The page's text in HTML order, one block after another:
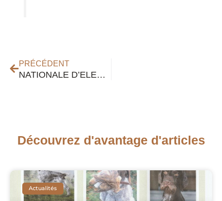
PRÉCÉDENT
NATIONALE D’ELEVAGE DU BARBU TCHEQUE 2026
Découvrez d'avantage d'articles
Actualités